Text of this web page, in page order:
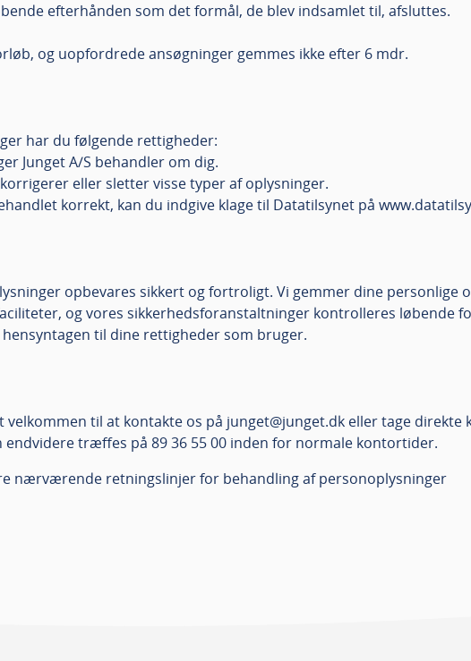
efterhånden som det formål, de blev indsamlet til, afsluttes.
og uopfordrede ansøgninger gemmes ikke efter 6 mdr.
har du følgende rettigheder:
Junget A/S behandler om dig.
eller sletter visse typer af oplysninger.
korrekt, kan du indgive klage til Datatilsynet på
opbevares sikkert og fortroligt. Vi gemmer dine personlige
og vores sikkerhedsforanstaltninger kontrolleres løbende
til dine rettigheder som bruger.
til at kontakte os på junget@junget.dk eller tage direkte
træffes på 89 36 55 00 inden for normale kontortider.
nærværende retningslinjer for behandling af personoplysninger